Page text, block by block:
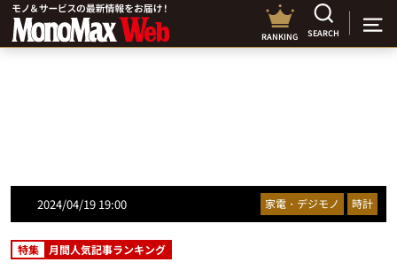
RANKING SEARCH
2024/04/19 19:00 家電・デジモノ 時計
特集 月間人気記事ランキング